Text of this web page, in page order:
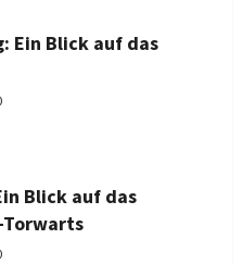
Ein Blick auf das
Blick auf das
Torwarts